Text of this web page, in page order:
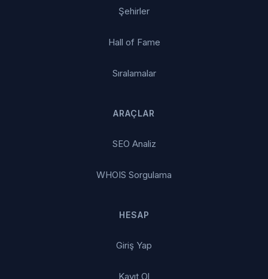
Şehirler
Hall of Fame
Sıralamalar
ARAÇLAR
SEO Analiz
WHOIS Sorgulama
HESAP
Giriş Yap
Kayıt Ol